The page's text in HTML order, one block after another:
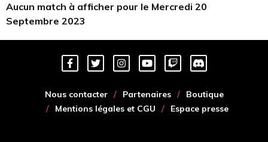
Aucun match à afficher pour le Mercredi 20
Septembre 2023
Nous contacter Partenaires
Boutique
Mentions légales et CGU
Espace presse